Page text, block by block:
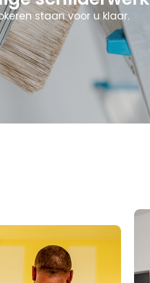
staan voor u klaar.